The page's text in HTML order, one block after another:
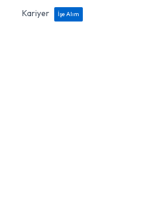
Kariyer
İşe Alım